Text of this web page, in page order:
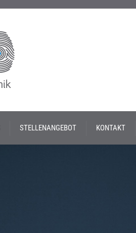
STELLENANGEBOT KONTAKT